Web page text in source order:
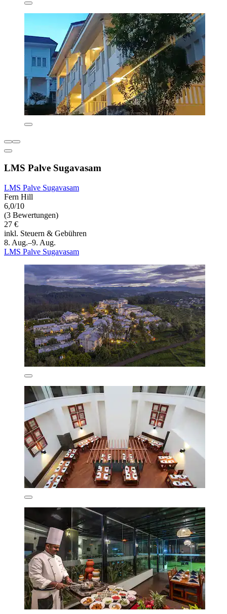
LMS Palve Sugavasam
LMS Palve Sugavasam
Fern Hill
6,0/10
(3 Bewertungen)
27 €
inkl. Steuern & Gebühren
8. Aug.–9. Aug.
LMS Palve Sugavasam